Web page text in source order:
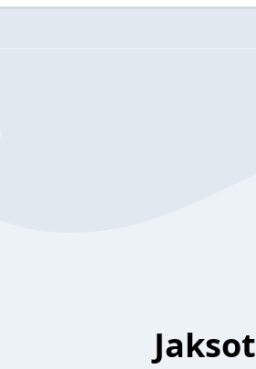
Jaksot